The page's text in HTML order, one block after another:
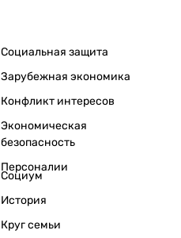
Социальная защита
Зарубежная экономика
Конфликт интересов
Экономическая
безопасность
Персоналии
Социум
История
Круг семьи